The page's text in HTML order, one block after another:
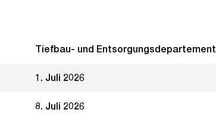
Tiefbau- und Entsorgungsdepartement
1. Juli 2026
8. Juli 2026